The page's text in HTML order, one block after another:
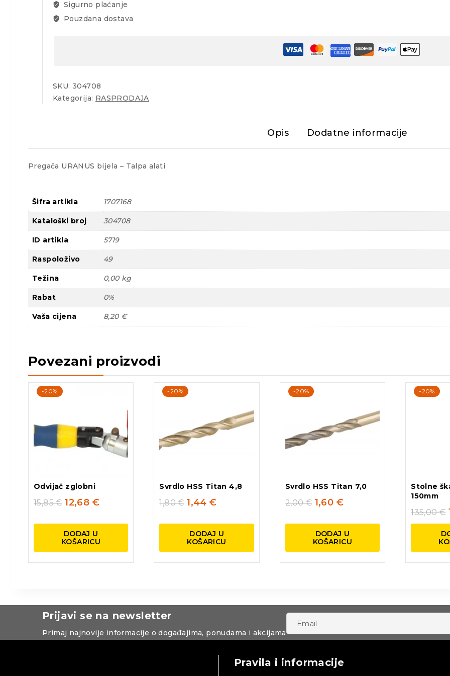
Sigurno plaćanje
Pouzdana dostava
SKU: 304708
Kategorija: RASPRODAJA
Opis Dodatne informacije
Pregača URANUS bijela – Talpa alati
Šifra artikla 1707168
Kataloški broj 304708
ID artikla 5719
Raspoloživo 49
Težina 0,00 kg
Rabat 0%
Vaša cijena 8,20 €
Povezani proizvodi
-20%
Odvijač zglobni
15,85€ 12,68 €
DODAJ U
KOŠARICU
-20%
Svrdlo HSS Titan 4,8
1,80€ 1,44€
DODAJ U
KOŠARICU
-20%
Svrdlo HSS Titan 7,0
2,00€ 1,60 €
DODAJ U
KOŠARICU
-20%
Stolne
150mm
135,00€
Prijavi se na newsletter
Primaj najnovije informacije o događajima, ponudama i akcijama
Pravila i informacije